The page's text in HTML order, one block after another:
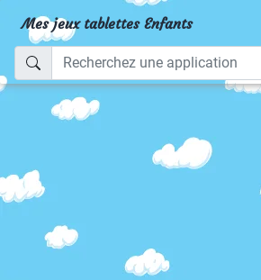
Mes jeux tablettes Enfants